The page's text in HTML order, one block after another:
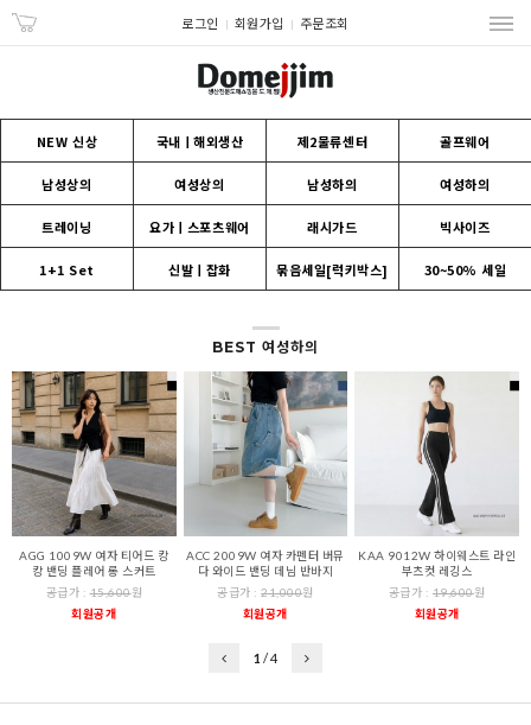
로그인 회원가입 주문조회
NEW 신상 국내ㅣ해외생산 제2물류센터 골프웨어
남성상의 여성상의 남성하의 여성하의
트레이닝 요가ㅣ스포츠웨어 래시가드 빅사이즈
1+1 Set 신발ㅣ잡화 묶음세일[럭키박스] 30~50% 세일
BEST 여성하의
AGG 1009W 여자 티어드 캉
캉 밴딩 플레어 롱 스커트
공급가 :15,600원
회원공개
ACC 2009W 여자 카펜터 버뮤
다 와이드 밴딩 데님 반바지
공급가 :21,000원
회원공개
KAA 9012W 하이웨스트 라인
부츠컷 레깅스
공급가 : 19,600원
회원공개
1 /4